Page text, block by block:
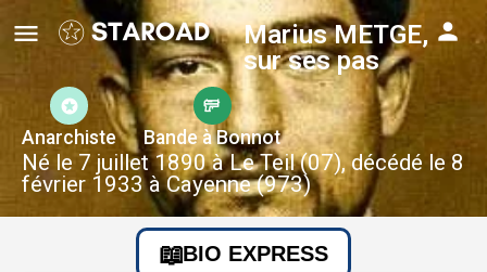
Marius METGE,
sur ses pas
Anarchiste Bande à Bonnot
Né le 7 juillet 1890 à Le Teil (07), décédé le 8
février 1933 à Cayenne (973)
BIO EXPRESS